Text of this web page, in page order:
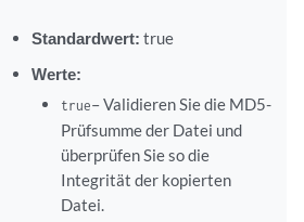
Standardwert: true
Werte:
true– Validieren Sie die MD5-
Prüfsumme der Datei und
überprüfen Sie so die
Integrität der kopierten
Datei.